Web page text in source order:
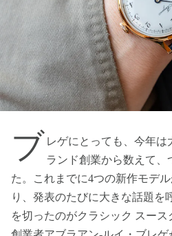
ブ
レゲにとっても、今年
ランド創業から数えて、
た。これまでに4つの新作モデ
り、発表のたびに大きな話題を
を切ったのがクラシック スース